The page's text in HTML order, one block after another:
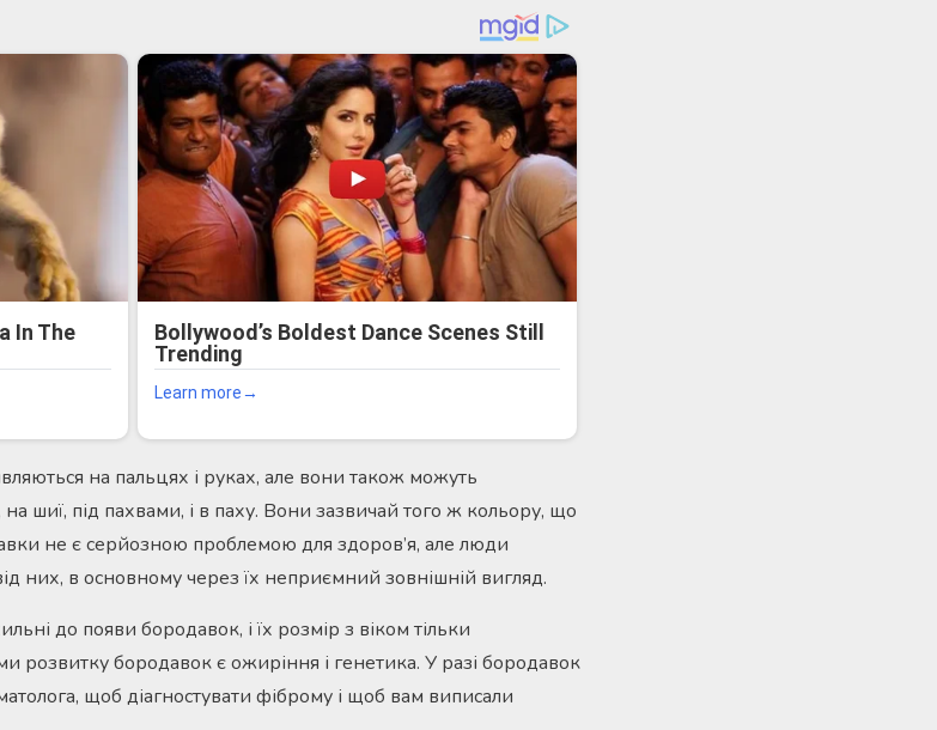
на пальцях і руках, але вони також можуть
шиї, під пахвами, і в паху. Вони зазвичай того ж кольору, що
не є серйозною проблемою для здоров’я, але люди
них, в основному через їх неприємний зовнішній вигляд.
до появи бородавок, і їх розмір з віком тільки
розвитку бородавок є ожиріння і генетика. У разі бородавок
щоб діагностувати фіброму і щоб вам виписали